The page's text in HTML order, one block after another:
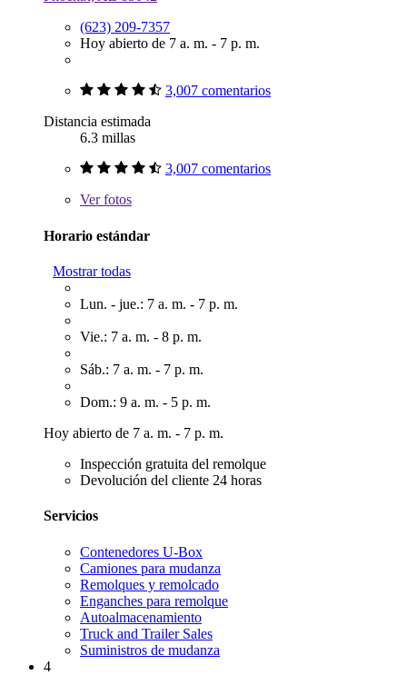
(623) 209-7357
Hoy abierto de 7 a. m. - 7 p. m.
3,007 comentarios
Distancia estimada
6.3 millas
3,007 comentarios
Verfotos
Horario estándar
Mostrar todas
Lun. - jue.: 7 a. m. - 7 p. m.
Vie.: 7 a. m. - 8 p. m.
Sáb.: 7 a. m. - 7 p. m.
Dom.: 9 a. m. - 5 p. m.
Hoy abierto de 7 a. m. - 7 p. m.
Inspección gratuita del remolque
Devolución del cliente 24 horas
Servicios
Contenedores U-Box
Camiones para mudanza
Remolques y remolcado
Enganches para remolque
Autoalmacenamiento
Truck and Trailer Sales
Suministros de mudanza
4